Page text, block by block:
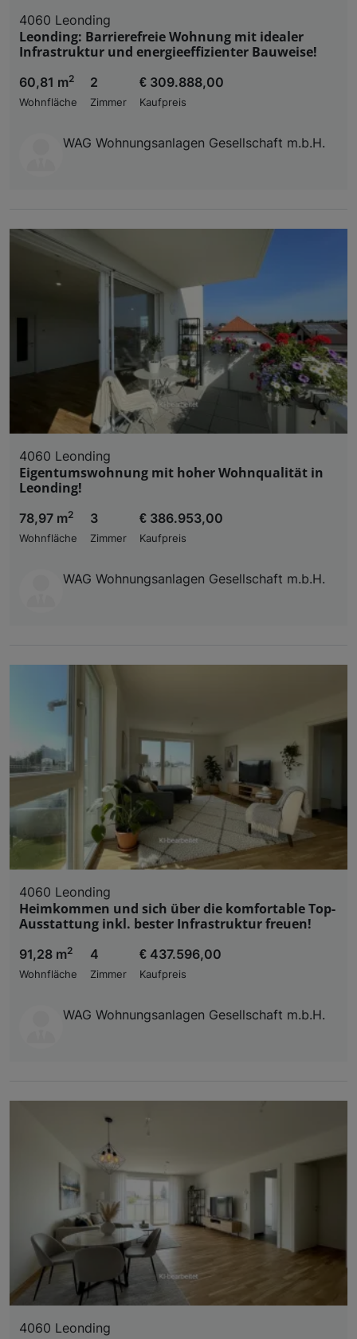
4060 Leonding
Leonding: Barrierefreie Wohnung mit idealer
Infrastruktur und energieeffizienter Bauweise!
60,81 m2
Wohnfläche
2
Zimmer
€ 309.888,00
Kaufpreis
WAG Wohnungsanlagen Gesellschaft m.b.H.
4060 Leonding
Eigentumswohnung mit hoher Wohnqualität in
Leonding!
78,97 m2
Wohnfläche
3
Zimmer
€ 386.953,00
Kaufpreis
WAG Wohnungsanlagen Gesellschaft m.b.H.
4060 Leonding
Heimkommen und sich über die komfortable Top-
Ausstattung inkl. bester Infrastruktur freuen!
91,28 m2
Wohnfläche
4
Zimmer
€ 437.596,00
Kaufpreis
WAG Wohnungsanlagen Gesellschaft m.b.H.
4060 Leonding